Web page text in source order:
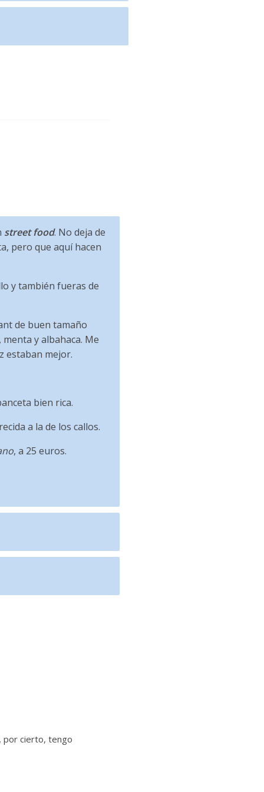
street food. No deja de
pero que aquí hacen
y también fueras de
de buen tamaño
y albahaca. Me
estaban mejor.
bien rica.
a la de los callos.
, a 25 euros.
por cierto, tengo